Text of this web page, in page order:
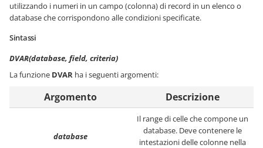
utilizzando i numeri in un campo (colonna) di record in un elenco o
database che corrispondono alle condizioni specificate.
Sintassi
DVAR(database, field, criteria)
La funzione DVAR ha i seguenti argomenti:
Argomento Descrizione
database
Il range di celle che compone un
database. Deve contenere le
intestazioni delle colonne nella